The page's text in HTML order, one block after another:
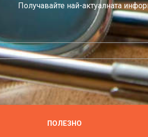
Получавайте най-актуалната
ПОЛЕЗНО